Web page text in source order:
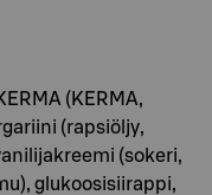
(KERMA,
(rapsiöljy,
(sokeri,
glukoosisiirappi,